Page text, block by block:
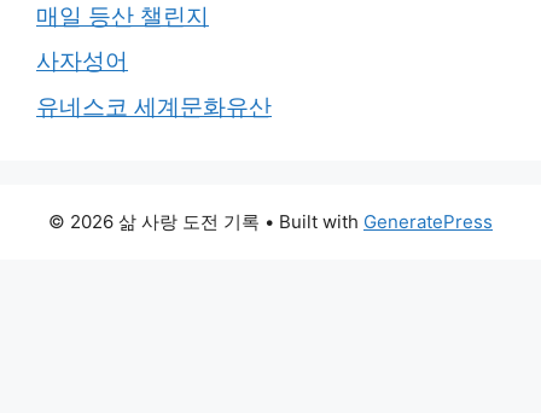
매일 등산 챌린지
사자성어
유네스코 세계문화유산
© 2026 삶 사랑 도전 기록 • Built with GeneratePress